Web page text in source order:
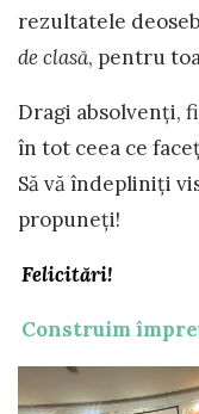
rezultatele
de clasă, pentru
Dragi absolvenţi,
în tot ceea ce
Să vă îndepliniți
propuneți!
Felicitări!
Construim